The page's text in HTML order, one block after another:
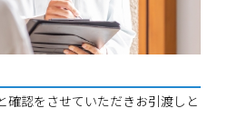
確認をさせていただきお引渡しと